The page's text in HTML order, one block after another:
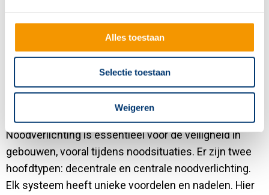
Alles toestaan
Selectie toestaan
Weigeren
Noodverlichting: decentraal vs. centraal
Noodverlichting is essentieel voor de veiligheid in
gebouwen, vooral tijdens noodsituaties. Er zijn twee
hoofdtypen: decentrale en centrale noodverlichting.
Elk systeem heeft unieke voordelen en nadelen. Hier